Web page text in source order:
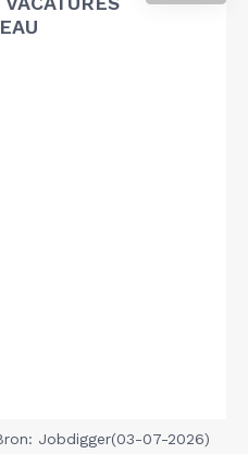
Jobdigger(03-07-2026)